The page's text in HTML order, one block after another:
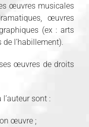
œuvres musicales
œuvres
(ex : arts
l’habillement).
œuvres de droits
sont :
œuvre ;